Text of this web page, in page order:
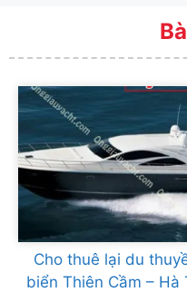
Cho thuê lại du
biển Thiên Cầm – Hà